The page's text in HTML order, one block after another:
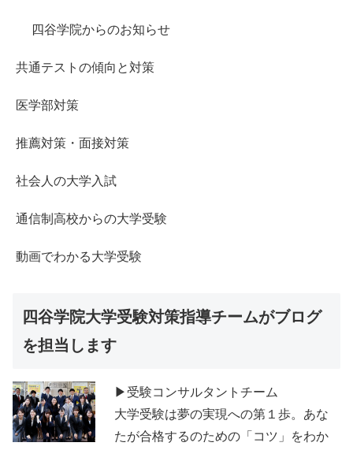
四谷学院からのお知らせ
共通テストの傾向と対策
医学部対策
推薦対策・面接対策
社会人の大学入試
通信制高校からの大学受験
動画でわかる大学受験
四谷学院大学受験対策指導チームがブログ
を担当します
▶受験コンサルタントチーム
大学受験は夢の実現への第１歩。あな
たが合格するのための「コツ」をわか